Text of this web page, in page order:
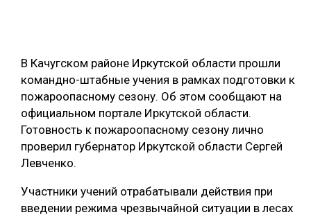
БИОЭНЕРГЕТИКА
ЛЕСОВОССТАНОВЛЕНИЕ И ЗАЩИТА
ЛОГИСТИКА
ПРОИЗВОДСТВО ДРЕВЕСНЫХ ПЛИТ
ЦБП
КОМПЛЕКСНАЯ ПЕРЕРАБОТКА
ПОДБОРКИ СТАТЕЙ
В Качугском районе Иркутской области прошли
командно-штабные учения в рамках подготовки к
пожароопасному сезону. Об этом сообщают на
официальном портале Иркутской области.
Готовность к пожароопасному сезону лично
проверил губернатор Иркутской области Сергей
Левченко.
Участники учений отрабатывали действия при
введении режима чрезвычайной ситуации в лесах